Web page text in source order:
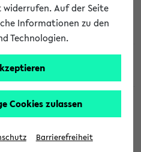
Stegelmann
Biotechnologie"
Veranstalter ist unbedingt
Auf der Seite
Informationen zu den
Technologien.
Cookies zulassen
Barrierefreiheit